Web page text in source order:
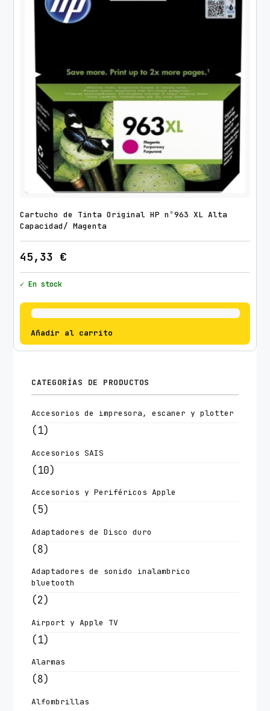
Cartucho de Tinta Original HP nº963 XL Alta
Capacidad/ Magenta
45,33 €
✓ En stock
Añadir al carrito
CATEGORÍAS DE PRODUCTOS
Accesorios de impresora, escaner y plotter
(1)
Accesorios SAIS
(10)
Accesorios y Periféricos Apple
(5)
Adaptadores de Disco duro
(8)
Adaptadores de sonido inalambrico
bluetooth
(2)
Airport y Apple TV
(1)
Alarmas
(8)
Alfombrillas